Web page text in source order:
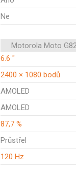
Ne
Motorola Moto
6.6 "
2400 × 1080 bodů
AMOLED
AMOLED
87,7 %
Průstřel
120 Hz